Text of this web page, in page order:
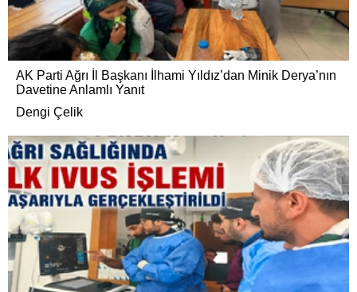
AK Parti Ağrı İl Başkanı İlhami Yıldız’dan Minik Derya’nın
Davetine Anlamlı Yanıt
Dengi Çelik